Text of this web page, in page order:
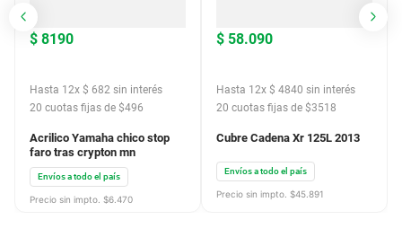
$ 8190
Hasta 12x $ 682 sin interés
20 cuotas fijas de $496
Acrilico Yamaha chico stop
faro tras crypton mn
Envíos a todo el país
Precio sin impto. $6.470
$ 58.090
Hasta 12x $ 4840 sin interés
20 cuotas fijas de $3518
Cubre Cadena Xr 125L 2013
Envíos a todo el país
Precio sin impto. $45.891